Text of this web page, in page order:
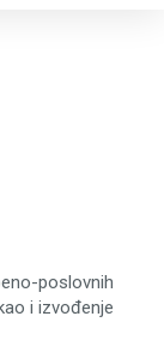
poslovnih
i izvođenje